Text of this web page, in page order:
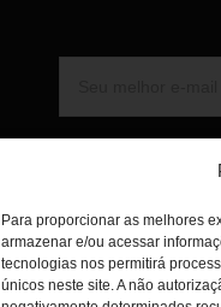
Para proporcionar as melhores
armazenar e/ou acessar
tecnologias nos permitirá
únicos neste site. A não